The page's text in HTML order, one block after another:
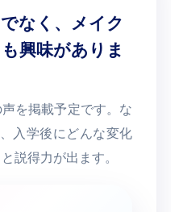
でなく、メイク
興味がありま
を掲載予定です。な
入学後にどんな変化
説得力が出ます。